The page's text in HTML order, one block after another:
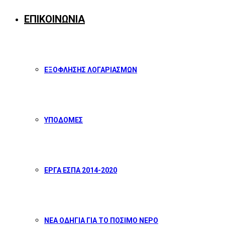
ΕΠΙΚΟΙΝΩΝΙΑ
ΕΞΟΦΛΗΣΗΣ ΛΟΓΑΡΙΑΣΜΩΝ
ΥΠΟΔΟΜΕΣ
ΕΡΓΑ ΕΣΠΑ 2014-2020
ΝΕΑ ΟΔΗΓΙΑ ΓΙΑ ΤΟ ΠΟΣΙΜΟ ΝΕΡΟ